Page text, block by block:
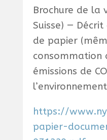
Brochure de la
Suisse) —
de papier
consommation
émissions de
https://
papier-